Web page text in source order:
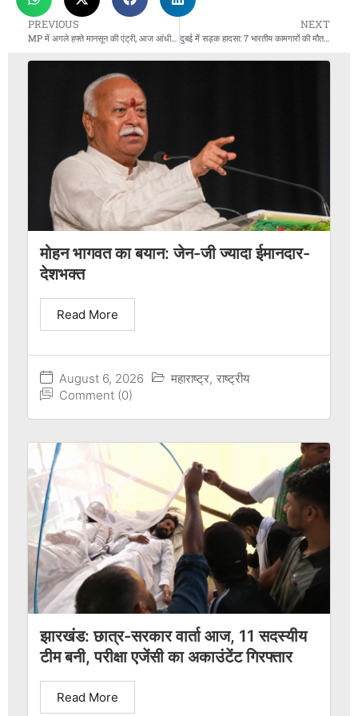
PREVIOUS
MP में अगले हफ्ते मानसून की एंट्री, आज आंधी-बारिश और लू का अलर्ट
NEXT
दुबई में सड़क हादसा: 7 भारतीय कामगारों की मौत, 9 घायल
मोहन भागवत का बयान: जेन-जी ज्यादा ईमानदार-
देशभक्त
August 6, 2026 महाराष्ट्र, राष्ट्रीय
Comment (0)
Read More
झारखंड: छात्र-सरकार वार्ता आज, 11 सदस्यीय
टीम बनी, परीक्षा एजेंसी का अकाउंटेंट गिरफ्तार
Read More